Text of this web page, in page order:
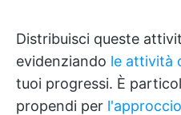
Distribuisci queste
evidenziando le attività
tuoi progressi. È
propendi per